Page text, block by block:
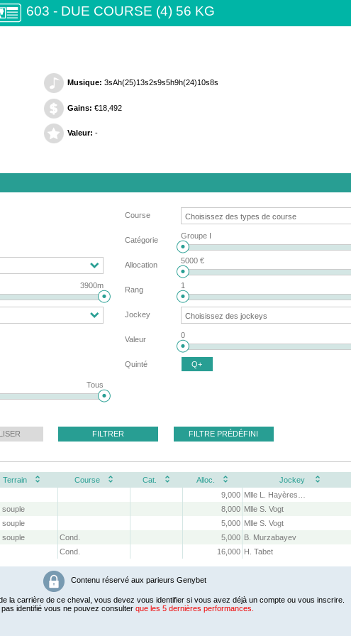
603 - DUE COURSE (4) 56 KG
Musique: 3sAh(25)13s2s9s5h9h(24)10s8s
Gains: €18,492
Valeur: -
3900m
Tous
Course
Catégorie Groupe I
Allocation 5000 €
Rang 1
Jockey
Valeur 0
Quinté Q+
FILTRER FILTRE PRÉDÉFINI
Terrain Course Cat. Alloc. Jockey
9,000
souple 8,000 Mlle S. Vogt
souple 5,000 Mlle S. Vogt
souple Cond. 5,000 B. Murzabayev
Cond. 16,000 H. Tabet
Contenu réservé aux parieurs Genybet
la carrière de ce cheval, vous devez vous identifier si vous avez déjà un compte ou vous inscrire.
pas identifié vous ne pouvez consulter que les 5 dernières performances.